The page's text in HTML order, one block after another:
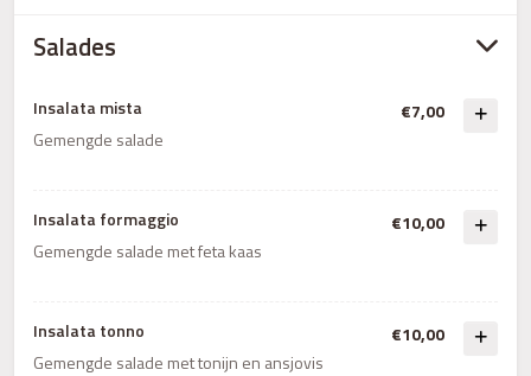
Salades
Insalata mista
Gemengde salade
€7,00
Insalata formaggio
Gemengde salade met feta kaas
€10,00
Insalata tonno
Gemengde salade met tonijn en ansjovis
€10,00